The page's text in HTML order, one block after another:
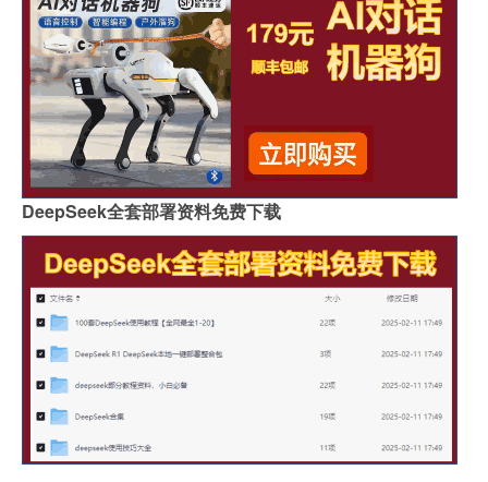
DeepSeek全套部署资料免费下载